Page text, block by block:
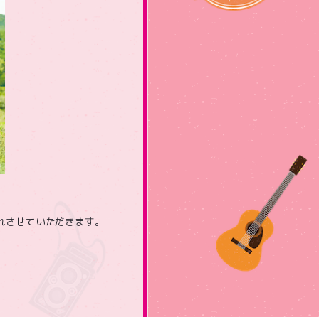
せていただきます。